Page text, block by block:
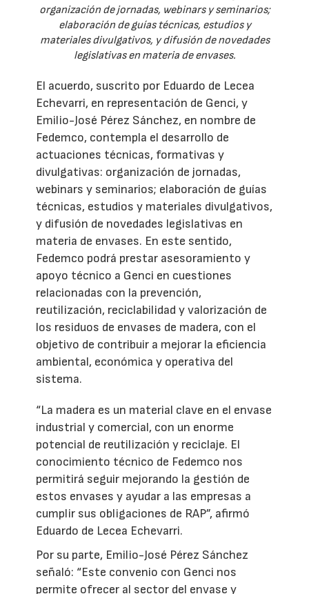
organización de jornadas, webinars y seminarios;
elaboración de guías técnicas, estudios y
materiales divulgativos, y difusión de novedades
legislativas en materia de envases.
El acuerdo, suscrito por Eduardo de Lecea
Echevarri, en representación de Genci, y
Emilio-José Pérez Sánchez, en nombre de
Fedemco, contempla el desarrollo de
actuaciones técnicas, formativas y
divulgativas: organización de jornadas,
webinars y seminarios; elaboración de guías
técnicas, estudios y materiales divulgativos,
y difusión de novedades legislativas en
materia de envases. En este sentido,
Fedemco podrá prestar asesoramiento y
apoyo técnico a Genci en cuestiones
relacionadas con la prevención,
reutilización, reciclabilidad y valorización de
los residuos de envases de madera, con el
objetivo de contribuir a mejorar la eficiencia
ambiental, económica y operativa del
sistema.
“La madera es un material clave en el envase
industrial y comercial, con un enorme
potencial de reutilización y reciclaje. El
conocimiento técnico de Fedemco nos
permitirá seguir mejorando la gestión de
estos envases y ayudar a las empresas a
cumplir sus obligaciones de RAP”, afirmó
Eduardo de Lecea Echevarri.
Por su parte, Emilio-José Pérez Sánchez
señaló: “Este convenio con Genci nos
permite ofrecer al sector del envase y